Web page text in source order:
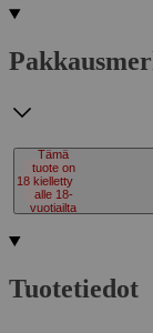
18
Tämä
tuote on
kielletty
alle 18-
vuotiailta
Tuotetiedot